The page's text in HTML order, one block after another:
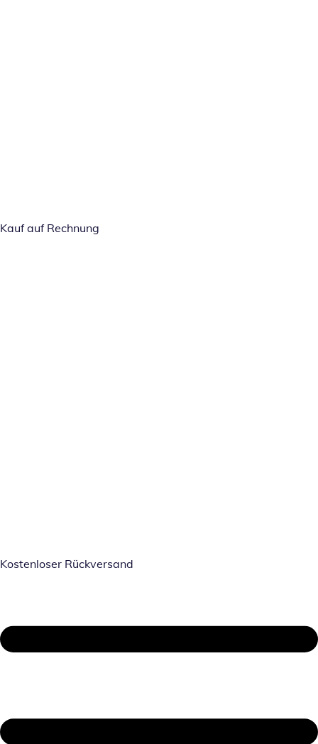
Kauf auf Rechnung
Kostenloser Rückversand